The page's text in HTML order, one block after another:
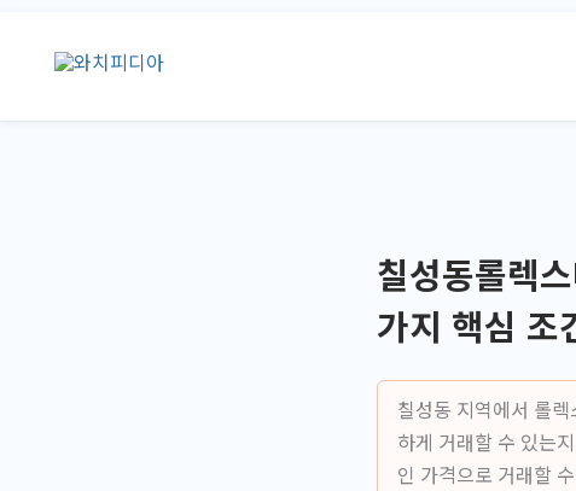
로
칠성동롤렉
가지 핵심 조
칠성동 지역에서 롤
하게 거래할 수 있는
인 가격으로 거래할